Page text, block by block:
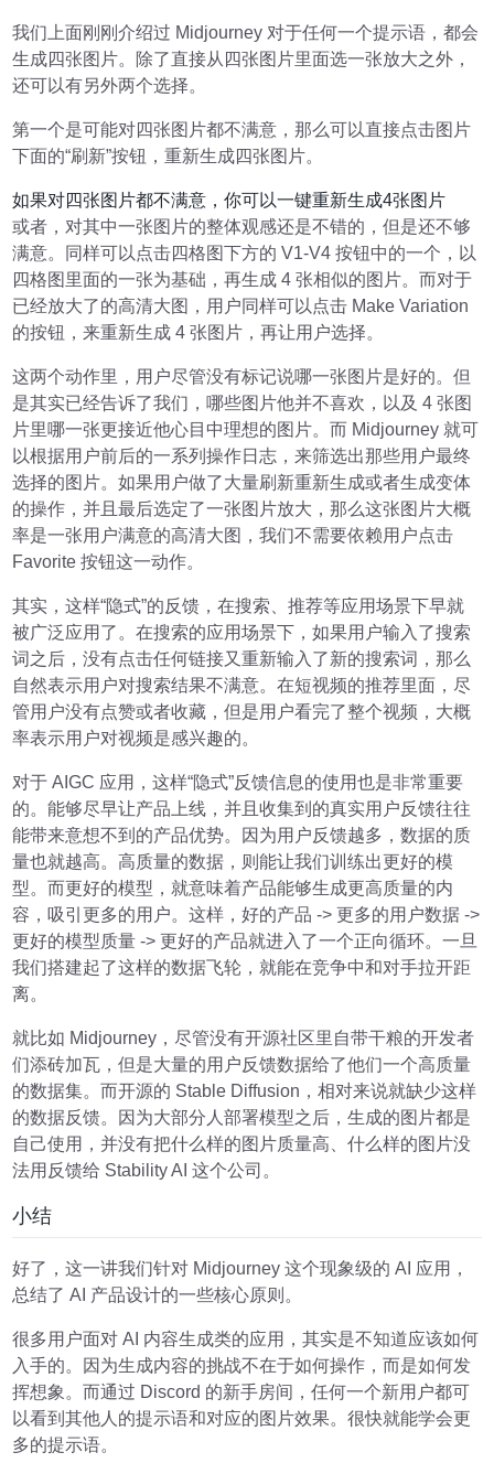
我们上面刚刚介绍过 Midjourney 对于任何一个提示语，都会
生成四张图片。除了直接从四张图片里面选一张放大之外，
还可以有另外两个选择。
第一个是可能对四张图片都不满意，那么可以直接点击图片
下面的“刷新”按钮，重新生成四张图片。
如果对四张图片都不满意，你可以一键重新生成4张图片
或者，对其中一张图片的整体观感还是不错的，但是还不够
满意。同样可以点击四格图下方的 V1-V4 按钮中的一个，以
四格图里面的一张为基础，再生成 4 张相似的图片。而对于
已经放大了的高清大图，用户同样可以点击 Make Variation
的按钮，来重新生成 4 张图片，再让用户选择。
这两个动作里，用户尽管没有标记说哪一张图片是好的。但
是其实已经告诉了我们，哪些图片他并不喜欢，以及 4 张图
片里哪一张更接近他心目中理想的图片。而 Midjourney 就可
以根据用户前后的一系列操作日志，来筛选出那些用户最终
选择的图片。如果用户做了大量刷新重新生成或者生成变体
的操作，并且最后选定了一张图片放大，那么这张图片大概
率是一张用户满意的高清大图，我们不需要依赖用户点击
Favorite 按钮这一动作。
其实，这样“隐式”的反馈，在搜索、推荐等应用场景下早就
被广泛应用了。在搜索的应用场景下，如果用户输入了搜索
词之后，没有点击任何链接又重新输入了新的搜索词，那么
自然表示用户对搜索结果不满意。在短视频的推荐里面，尽
管用户没有点赞或者收藏，但是用户看完了整个视频，大概
率表示用户对视频是感兴趣的。
对于 AIGC 应用，这样“隐式”反馈信息的使用也是非常重要
的。能够尽早让产品上线，并且收集到的真实用户反馈往往
能带来意想不到的产品优势。因为用户反馈越多，数据的质
量也就越高。高质量的数据，则能让我们训练出更好的模
型。而更好的模型，就意味着产品能够生成更高质量的内
容，吸引更多的用户。这样，好的产品 -> 更多的用户数据 ->
更好的模型质量 -> 更好的产品就进入了一个正向循环。一旦
我们搭建起了这样的数据飞轮，就能在竞争中和对手拉开距
离。
就比如 Midjourney，尽管没有开源社区里自带干粮的开发者
们添砖加瓦，但是大量的用户反馈数据给了他们一个高质量
的数据集。而开源的 Stable Diffusion，相对来说就缺少这样
的数据反馈。因为大部分人部署模型之后，生成的图片都是
自己使用，并没有把什么样的图片质量高、什么样的图片没
法用反馈给 Stability AI 这个公司。
小结
好了，这一讲我们针对 Midjourney 这个现象级的 AI 应用，
总结了 AI 产品设计的一些核心原则。
很多用户面对 AI 内容生成类的应用，其实是不知道应该如何
入手的。因为生成内容的挑战不在于如何操作，而是如何发
挥想象。而通过 Discord 的新手房间，任何一个新用户都可
以看到其他人的提示语和对应的图片效果。很快就能学会更
多的提示语。